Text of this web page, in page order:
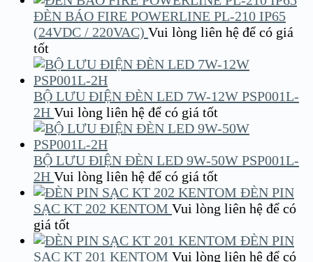
ĐÈN BÁO FIRE POWERLINE PL-210 IP65
(24VDC / 220VAC) Vui lòng liên hệ để có giá
tốt
BỘ LƯU ĐIỆN ĐÈN LED 7W-12W PSP001L-
2H Vui lòng liên hệ để có giá tốt
BỘ LƯU ĐIỆN ĐÈN LED 9W-50W PSP001L-
2H Vui lòng liên hệ để có giá tốt
ĐÈN PIN
SẠC KT 202 KENTOM Vui lòng liên hệ để có
giá tốt
ĐÈN PIN
SẠC KT 201 KENTOM Vui lòng liên hệ để có